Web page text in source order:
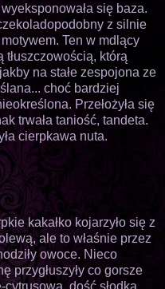
się baza.
z silnie
Ten w mdlący
tłuszczowością, którą
na stałe zespojona ze
choć bardziej
Przełożyła się
trwała taniość, tandeta.
cierpkawa nuta.
kakałko kojarzyło się z
ale to właśnie przez
owoce. Nieco
przygłuszyły co gorsze
dość słodką